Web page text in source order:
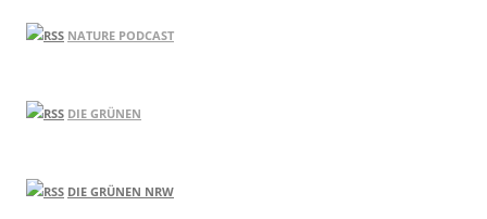
NATURE PODCAST
DIE GRÜNEN
DIE GRÜNEN NRW